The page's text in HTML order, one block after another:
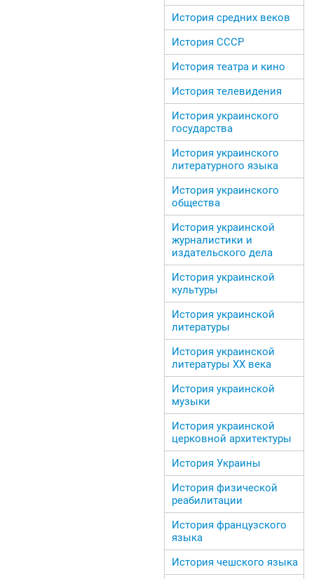
История средних веков
История СССР
История театра и кино
История телевидения
История украинского
государства
История украинского
литературного языка
История украинского
общества
История украинской
журналистики и
издательского дела
История украинской
культуры
История украинской
литературы
История украинской
литературы ХХ века
История украинской
музыки
История украинской
церковной архитектуры
История Украины
История физической
реабилитации
История французского
языка
История чешского языка